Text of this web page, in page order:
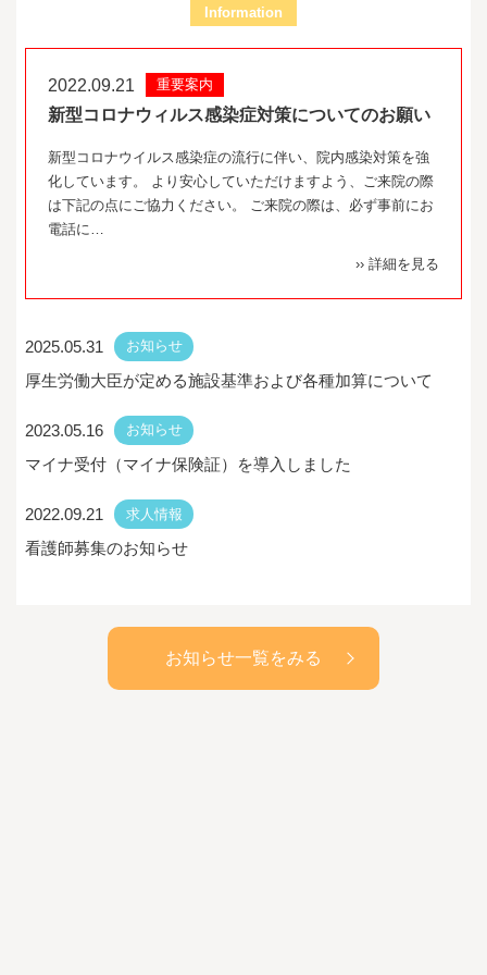
Information
2022.09.21 重要案内
新型コロナウィルス感染症対策についてのお願い
新型コロナウイルス感染症の流行に伴い、院内感染対策を強
化しています。 より安心していただけますよう、ご来院の際
は下記の点にご協力ください。 ご来院の際は、必ず事前にお
電話に…
›› 詳細を見る
2025.05.31 お知らせ
厚生労働大臣が定める施設基準および各種加算について
2023.05.16 お知らせ
マイナ受付（マイナ保険証）を導入しました
2022.09.21 求人情報
看護師募集のお知らせ
お知らせ一覧をみる